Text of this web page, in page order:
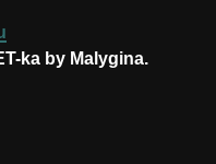
ka by Malygina.